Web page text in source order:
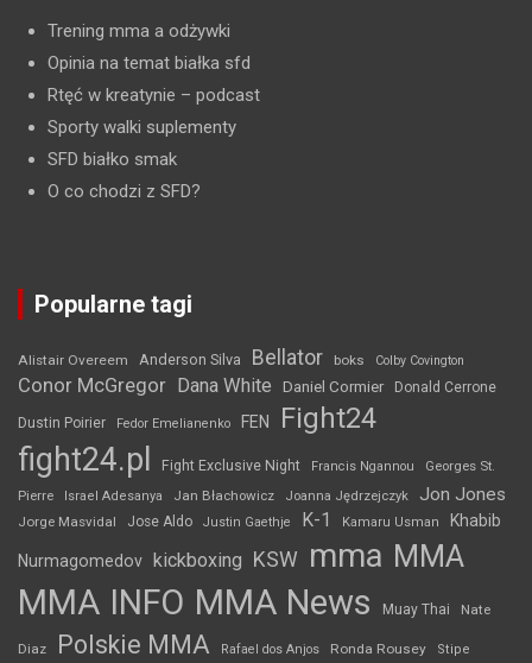
Trening mma a odżywki
Opinia na temat białka sfd
Rtęć w kreatynie – podcast
Sporty walki suplementy
SFD białko smak
O co chodzi z SFD?
Popularne tagi
Alistair Overeem Anderson Silva Bellator boks Colby Covington
Conor McGregor Dana White Daniel Cormier Donald Cerrone
Dustin Poirier Fedor Emelianenko FEN Fight24
fight24.pl Fight Exclusive Night Francis Ngannou
Georges St.
Pierre
Israel Adesanya Jan Błachowicz Joanna Jędrzejczyk Jon Jones
Jorge Masvidal Jose Aldo Justin Gaethje K-1 Kamaru Usman Khabib
Nurmagomedov kickboxing KSW mma MMA
MMA INFO MMA News Muay Thai Nate
Diaz Polskie MMA Rafael dos Anjos Ronda Rousey Stipe